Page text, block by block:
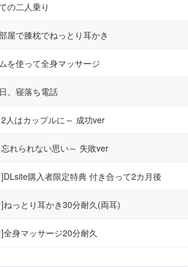
の二人乗り
屋で膝枕でねっとり耳かき
を使って全身マッサージ
。寝落ち電話
人はカップルに～ 成功ver
れられない思い～ 失敗ver
購入者限定特典 付き合って2カ月後
ねっとり耳かき30分耐久(両耳)
全身マッサージ20分耐久